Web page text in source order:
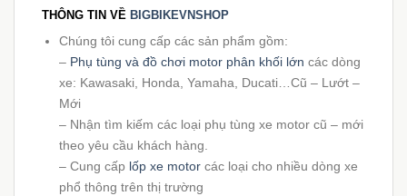
THÔNG TIN VỀ BIGBIKEVNSHOP
Chúng tôi cung cấp các sản phẩm gồm:
– Phụ tùng và đồ chơi motor phân khối lớn các dòng
xe: Kawasaki, Honda, Yamaha, Ducati…Cũ – Lướt –
Mới
– Nhận tìm kiếm các loại phụ tùng xe motor cũ – mới
theo yêu cầu khách hàng.
– Cung cấp lốp xe motorcác loại cho nhiều dòng xe
phổ thông trên thị trường